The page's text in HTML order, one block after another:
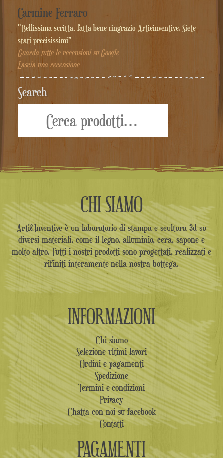
Carmine Ferraro
"Bellissima scritta, fatta bene ringrazio Artieinventive. Siete
stati precisissimi"
Guarda tutte le recensioni su Google
Lascia una recensione
Search
CHI SIAMO
Arti&Inventive è un laboratorio di stampa e scultura 3d su
diversi materiali, come il legno, alluminio, cera, sapone e
molto altro. Tutti i nostri prodotti sono progettati, realizzati e
rifiniti interamente nella nostra bottega.
INFORMAZIONI
Chi siamo
Selezione ultimi lavori
Ordini e pagamenti
Spedizione
Termini e condizioni
Privacy
Chatta con noi su facebook
Contatti
PAGAMENTI